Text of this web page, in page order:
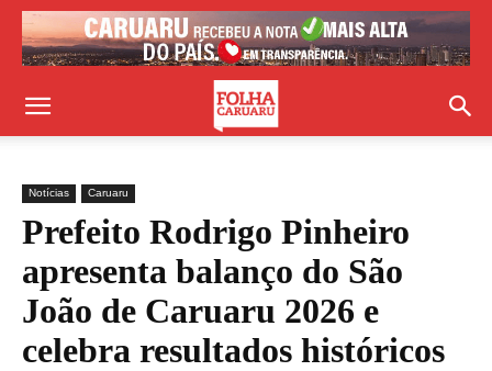
Notícias Caruaru
Prefeito Rodrigo Pinheiro
apresenta balanço do São
João de Caruaru 2026 e
celebra resultados históricos